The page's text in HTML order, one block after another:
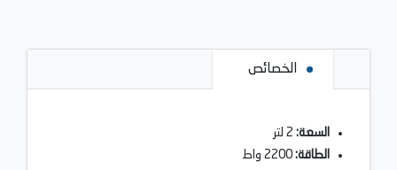
الخصائص
السعة:
الطاقة: